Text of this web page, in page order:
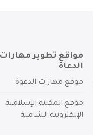
مواقع تطوير مهارات
الدعاة
موقع مهارات الدعوة
موقع المكتبة الإسلامية
الإلكترونية الشاملة